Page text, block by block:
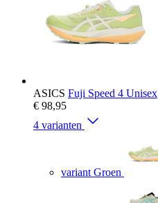
ASICS Fuji Speed 4 Unisex
€ 98,95
4 varianten
variant Groen